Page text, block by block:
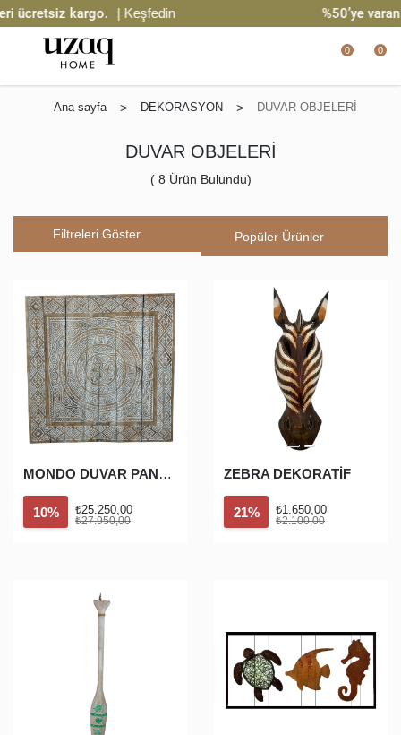
ücretsiz kargo. | Keşfedin %50’ye varan
0 0
Ana sayfa > DEKORASYON > DUVAR OBJELERİ
DUVAR OBJELERİ
Filtreleri Göster
( 8 Ürün Bulundu)
MONDO DUVAR PANOSU
10% ₺25.250,00
₺27.950,00
ZEBRA DEKORATİF
21% ₺1.650,00
₺2.100,00